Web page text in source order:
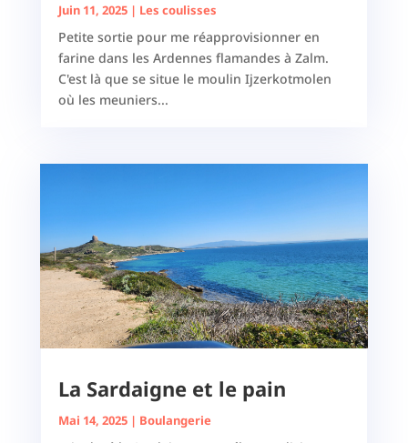
Juin 11, 2025| Les coulisses
Petite sortie pour me réapprovisionner en
farine dans les Ardennes flamandes à Zalm.
C'est là que se situe le moulin Ijzerkotmolen
où les meuniers...
La Sardaigne et le pain
Mai 14, 2025| Boulangerie